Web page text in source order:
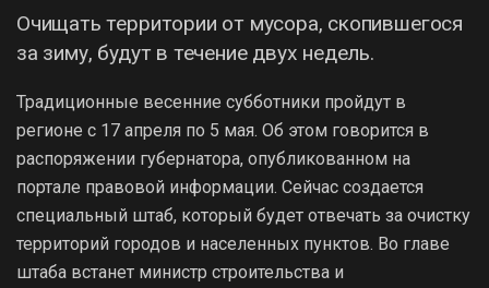
Очищать территории от мусора, скопившегося
за зиму, будут в течение двух недель.
Традиционные весенние субботники пройдут в
регионе с 17 апреля по 5 мая. Об этом говорится в
распоряжении губернатора, опубликованном на
портале правовой информации. Сейчас создается
специальный штаб, который будет отвечать за очистку
территорий городов и населенных пунктов. Во главе
штаба встанет министр строительства и